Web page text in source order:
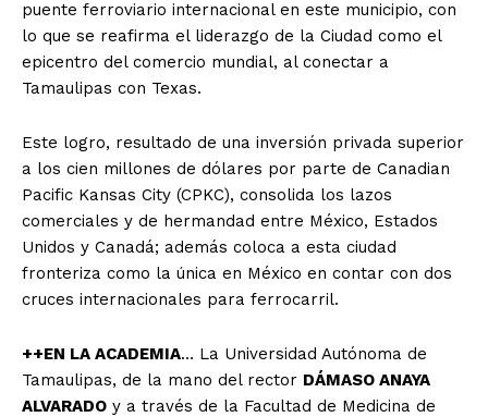
puente ferroviario internacional en este municipio, con
lo que se reafirma el liderazgo de la Ciudad como el
epicentro del comercio mundial, al conectar a
Tamaulipas con Texas.
Este logro, resultado de una inversión privada superior
a los cien millones de dólares por parte de Canadian
Pacific Kansas City (CPKC), consolida los lazos
comerciales y de hermandad entre México, Estados
Unidos y Canadá; además coloca a esta ciudad
fronteriza como la única en México en contar con dos
cruces internacionales para ferrocarril.
++EN LA ACADEMIA… La Universidad Autónoma de
Tamaulipas, de la mano del rector DÁMASO ANAYA
ALVARADO y a través de la Facultad de Medicina de